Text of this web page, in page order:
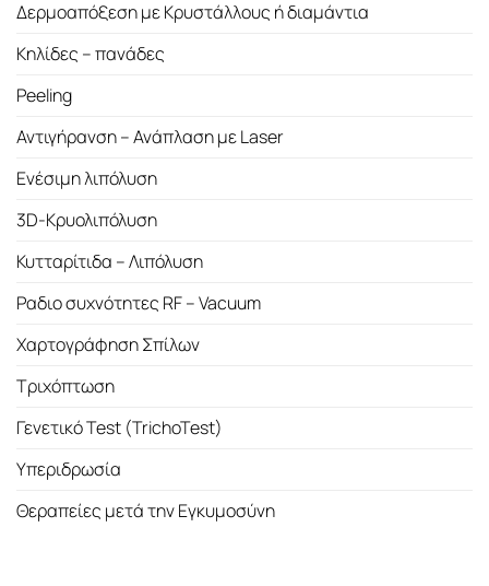
Δερμοαπόξεση με Κρυστάλλους ή διαμάντια
Κηλίδες – πανάδες
Peeling
Αντιγήρανση – Ανάπλαση με Laser
Ενέσιμη λιπόλυση
3D-Κρυολιπόλυση
Κυτταρίτιδα – Λιπόλυση
Ραδιο συχνότητες RF – Vacuum
Χαρτογράφηση Σπίλων
Τριχόπτωση
Γενετικό Test (TrichoTest)
Υπεριδρωσία
Θεραπείες μετά την Εγκυμοσύνη